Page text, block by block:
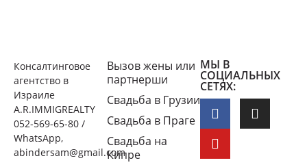
Консалтинговое
агентство в
Израиле
A.R.IMMIGREALTY
052-569-65-80 /
WhatsApp,
abindersam@gmail.com
Вызов жены или
партнерши
Свадьба в Грузии
Свадьба в Праге
Свадьба на
Кипре
МЫ В
СОЦИАЛЬНЫХ
СЕТЯХ: